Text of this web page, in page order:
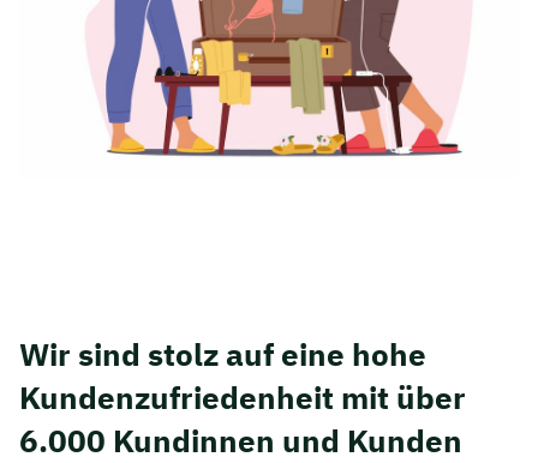
Wir sind stolz auf eine hohe
Kunden­zufriedenheit mit über
6.000 Kundinnen und Kunden